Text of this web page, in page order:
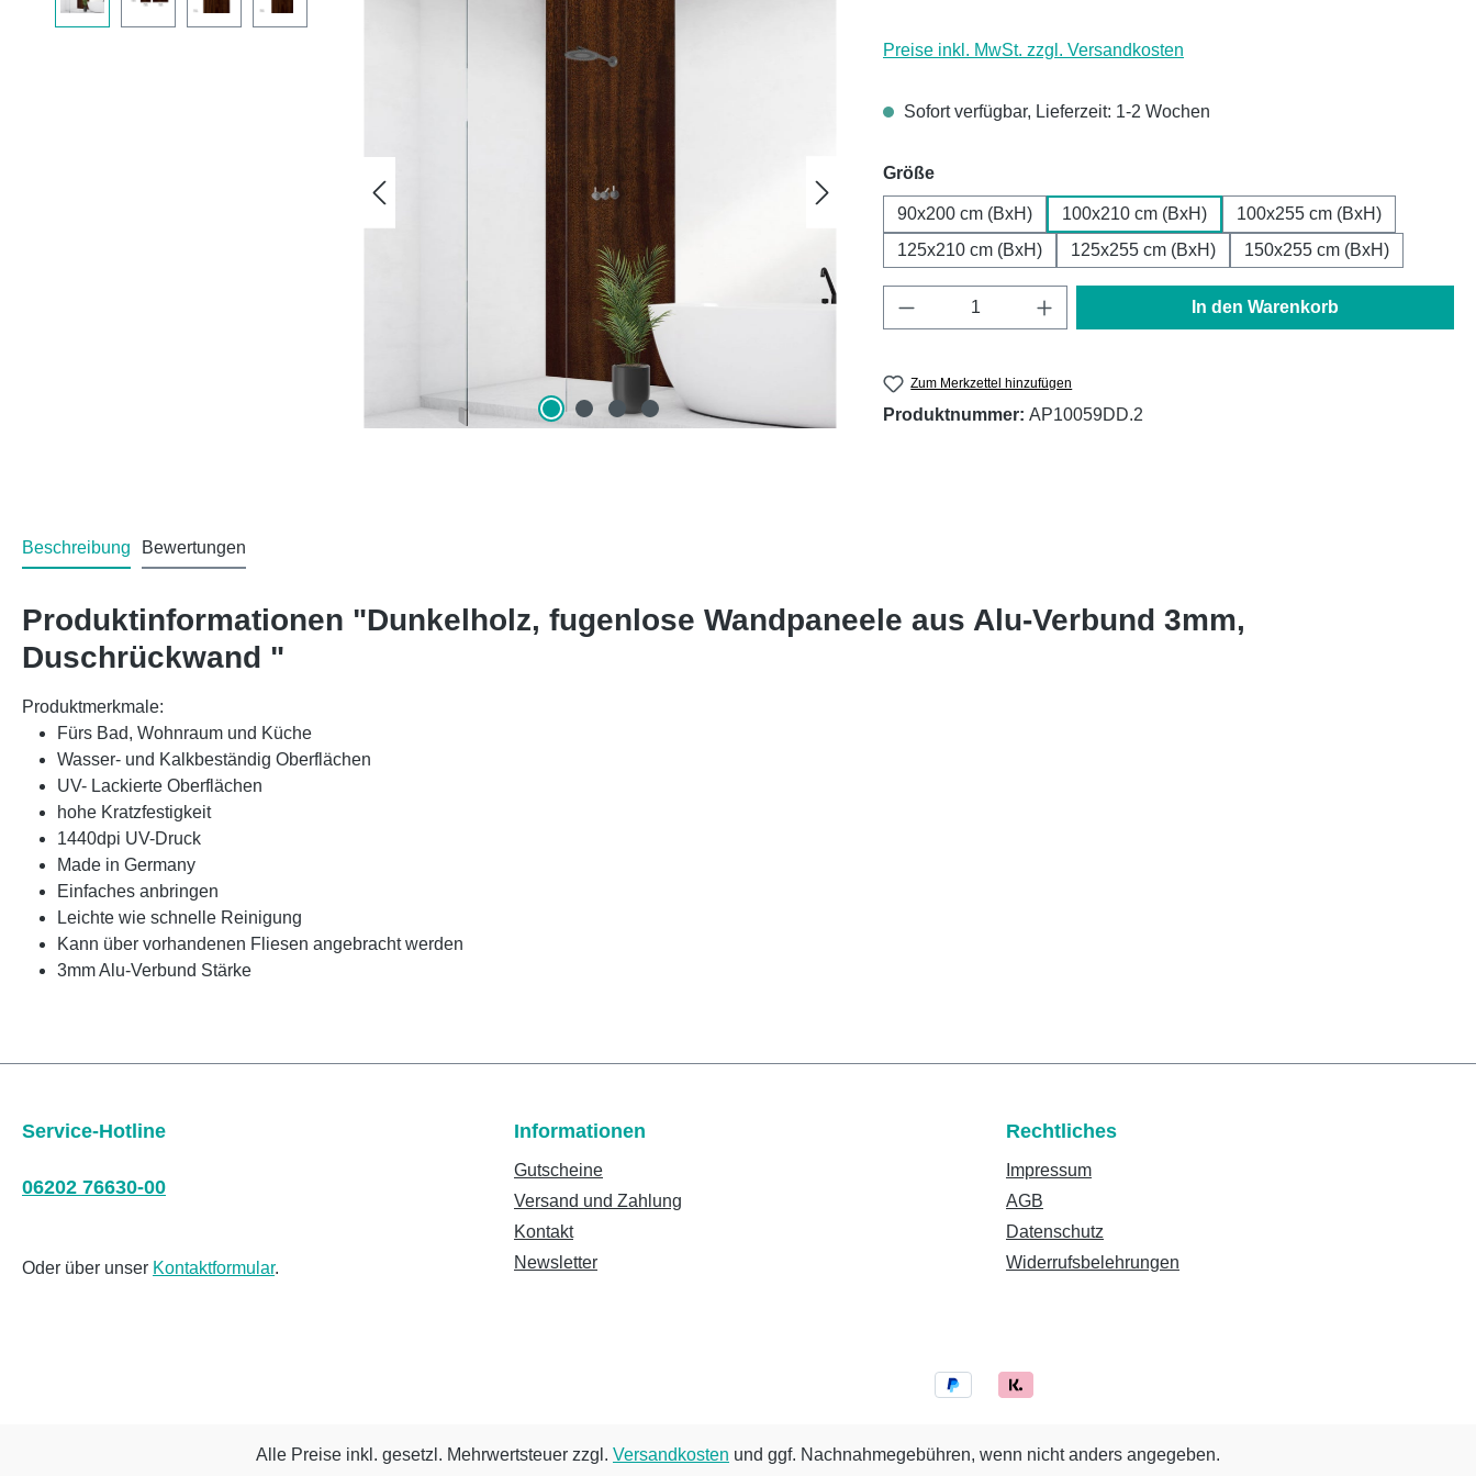
Preise inkl. MwSt. zzgl. Versandkosten
Sofort verfügbar, Lieferzeit: 1-2 Wochen
Größeauswählen
90x200 cm (BxH) 100x210 cm (BxH)
100x255 cm (BxH)
125x210 cm (BxH)
125x255 cm (BxH) 150x255 cm (BxH)
Produkt Anzahl: Gib den gewünschten Wert ein
In den Warenkorb
Zum Merkzettel hinzufügen
Produktnummer: AP10059DD.2
Beschreibung Bewertungen
Produktinformationen "Dunkelholz, fugenlose Wandpaneele aus Alu-Verbund 3mm,
Duschrückwand "
Produktmerkmale:
Fürs Bad, Wohnraum und Küche
Wasser- und Kalkbeständig Oberflächen
UV- Lackierte Oberflächen
hohe Kratzfestigkeit
1440dpi UV-Druck
Made in Germany
Einfaches anbringen
Leichte wie schnelle Reinigung
Kann über vorhandenen Fliesen angebracht werden
3mm Alu-Verbund Stärke
Service-Hotline
06202 76630-00
Oder über unser Kontaktformular.
Informationen
Gutscheine
Versand und Zahlung
Kontakt
Newsletter
Rechtliches
Impressum
AGB
Datenschutz
Widerrufsbelehrungen
Alle Preise inkl. gesetzl. Mehrwertsteuer zzgl. Versandkosten und ggf. Nachnahmegebühren, wenn nicht anders angegeben.